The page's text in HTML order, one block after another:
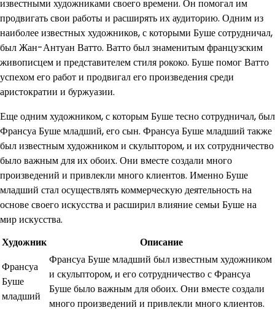
известными художниками своего времени. Он помогал им
продвигать свои работы и расширять их аудиторию. Одним из
наиболее известных художников, с которыми Буше сотрудничал,
был Жан-Антуан Ватто. Ватто был знаменитым французским
живописцем и представителем стиля рококо. Буше помог Ватто
успехом его работ и продвигал его произведения среди
аристократии и буржуазии.
Еще одним художником, с которым Буше тесно сотрудничал, был
Франсуа Буше младший, его сын. Франсуа Буше младший также
был известным художником и скульптором, и их сотрудничество
было важным для их обоих. Они вместе создали много
произведений и привлекли много клиентов. Именно Буше
младший стал осуществлять коммерческую деятельность на
основе своего искусства и расширил влияние семьи Буше на
мир искусства.
Художник
Описание
Франсуа
Буше
младший
Франсуа Буше младший был известным художником
и скульптором, и его сотрудничество с Франсуа
Буше было важным для обоих. Они вместе создали
много произведений и привлекли много клиентов.